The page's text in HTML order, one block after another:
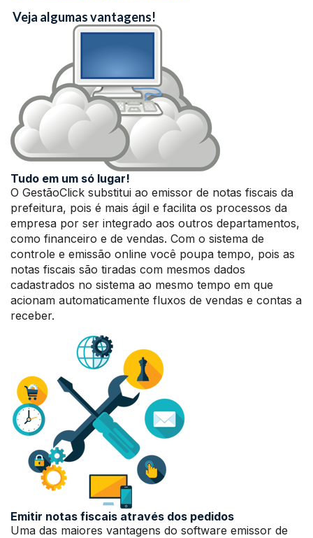
Veja algumas vantagens!
Tudo em um só lugar!
O GestãoClick substitui ao emissor de notas fiscais da
prefeitura, pois é mais ágil e facilita os processos da
empresa por ser integrado aos outros departamentos,
como financeiro e de vendas. Com o sistema de
controle e emissão online você poupa tempo, pois as
notas fiscais são tiradas com mesmos dados
cadastrados no sistema ao mesmo tempo em que
acionam automaticamente fluxos de vendas e contas a
receber.
Emitir notas fiscais através dos pedidos
Uma das maiores vantagens do software emissor de